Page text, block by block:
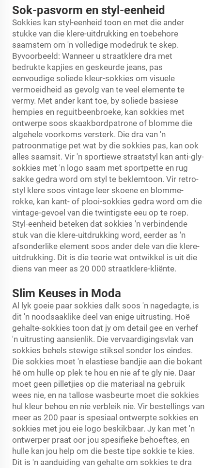
Sok-pasvorm en styl-eenheid
Sokkies kan styl-eenheid toon en met die ander
stukke van die klere-uitdrukking en toebehore
saamstem om 'n volledige modedruk te skep.
Byvoorbeeld: Wanneer u straatklere dra met
bedrukte kapjies en geskeurde jeans, pas
eenvoudige soliede kleur-sokkies om visuele
vermoeidheid as gevolg van te veel elemente te
vermy. Met ander kant toe, by soliede basiese
hempies en reguitbeenbroeke, kan sokkies met
ontwerpe soos skaakbordpatrone of blomme die
algehele voorkoms versterk. Die dra van 'n
patroonmatige pet wat by die sokkies pas, kan ook
alles saamsit. Vir 'n sportiewe straatstyl kan anti-gly-
sokkies met 'n logo saam met sportpette en rug
sakke gedra word om styl te beklemtoon. Vir retro-
styl klere soos vintage leer skoene en blomme-
rokke, kan kant- of plooi-sokkies gedra word om die
vintage-gevoel van die twintigste eeu op te roep.
Styl-eenheid beteken dat sokkies 'n verbindende
stuk van die klere-uitdrukking word, eerder as 'n
afsonderlike element soos ander dele van die klere-
uitdrukking. Dit is die teorie wat ontwikkel is uit die
diens van meer as 20 000 straatklere-kliënte.
Slim Keuses in Moda
Al lyk goeie paar sokkies dalk soos 'n nagedagte, is
dit 'n noodsaaklike deel van enige uitrusting. Hoë
gehalte-sokkies toon dat jy om detail gee en verhef
'n uitrusting aansienlik. Die vervaardigingsvlak van
sokkies behels stewige stiksel sonder los eindes.
Die sokkies moet 'n elastiese bandjie aan die bokant
hê om hulle op plek te hou en nie af te gly nie. Daar
moet geen pilletjies op die materiaal na gebruik
wees nie, en na tallose wasbeurte moet die sokkies
hul kleur behou en nie verbleik nie. Vir bestellings van
meer as 200 paar is spesiaal ontwerpte sokkies en
sokkies met jou eie logo beskikbaar. Jy kan met 'n
ontwerper praat oor jou spesifieke behoeftes, en
hulle kan jou help om die beste tipe sokkie te kies.
Dit is 'n aanduiding van gehalte om sokkies te dra